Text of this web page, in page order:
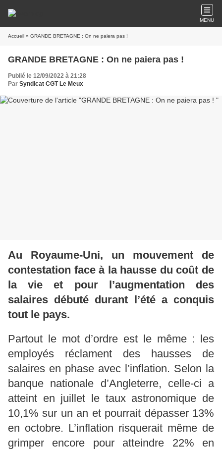
MENU
Accueil » GRANDE BRETAGNE : On ne paiera pas !
GRANDE BRETAGNE : On ne paiera pas !
Publié le 12/09/2022 à 21:28
Par Syndicat CGT Le Meux
Au Royaume-Uni, un mouvement de
contestation face à la hausse du coût de
la vie et pour l’augmentation des
salaires débuté durant l’été a conquis
tout le pays.
Partout le mot d’ordre est le même : les
employés réclament des hausses de
salaires en phase avec l’inflation. Selon la
banque nationale d’Angleterre, celle-ci a
atteint en juillet le taux astronomique de
10,1% sur un an et pourrait dépasser 13%
en octobre. L’inflation risquerait même de
grimper encore pour atteindre 22% en